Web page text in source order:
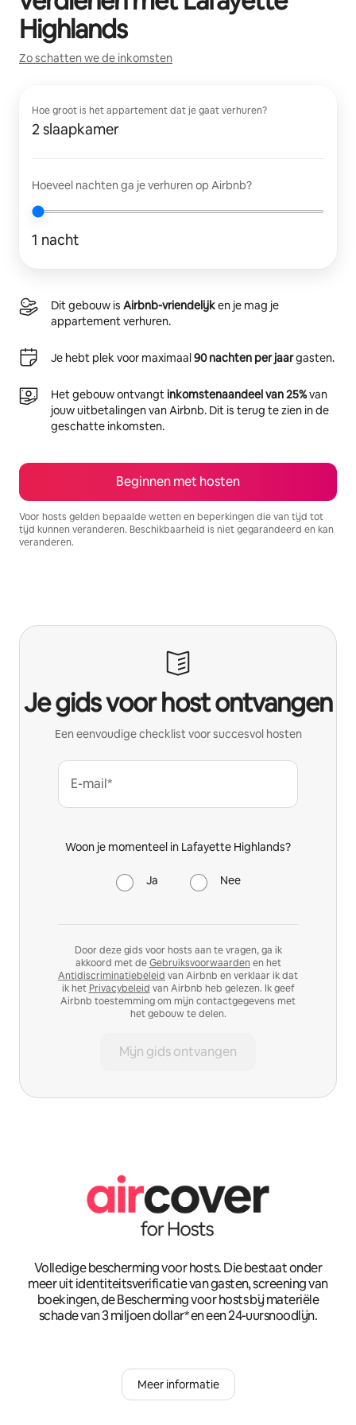
Highlands
Zo schatten we de inkomsten
Hoe groot is het appartement dat je gaat verhuren?
2 slaapkamer
Hoeveel nachten ga je verhuren op Airbnb?
1 nacht
Dit gebouw is Airbnb-vriendelijken je mag je
appartement verhuren.
Je hebt plek voor maximaal90 nachten per jaargasten.
Het gebouw ontvangtinkomstenaandeel van 25%van
jouw uitbetalingen van Airbnb. Dit is terug te zien in de
geschatte inkomsten.
Beginnen met hosten
Voor hosts gelden bepaalde wetten en beperkingen die van tijd tot
tijd kunnen veranderen. Beschikbaarheid is niet gegarandeerd en kan
veranderen.
Je gids voor host ontvangen
Een eenvoudige checklist voor succesvol hosten
E-mail*
Woon je momenteel in Lafayette Highlands?
Ja Nee
Door deze gids voor hosts aan te vragen, ga ik
akkoord met deGebruiksvoorwaarden en het
Antidiscriminatiebeleid van Airbnb en verklaar ik dat
ik het Privacybeleid van Airbnb heb gelezen. Ik geef
Airbnb toestemming om mijn contactgegevens met
het gebouw te delen.
Mijn gids ontvangen
Volledige bescherming voor hosts. Die bestaat onder
meer uit identiteitsverificatie van gasten, screening van
boekingen, de Bescherming voor hosts bij materiële
schade van 3 miljoen dollar* en een 24-uursnoodlijn.
Meer informatie